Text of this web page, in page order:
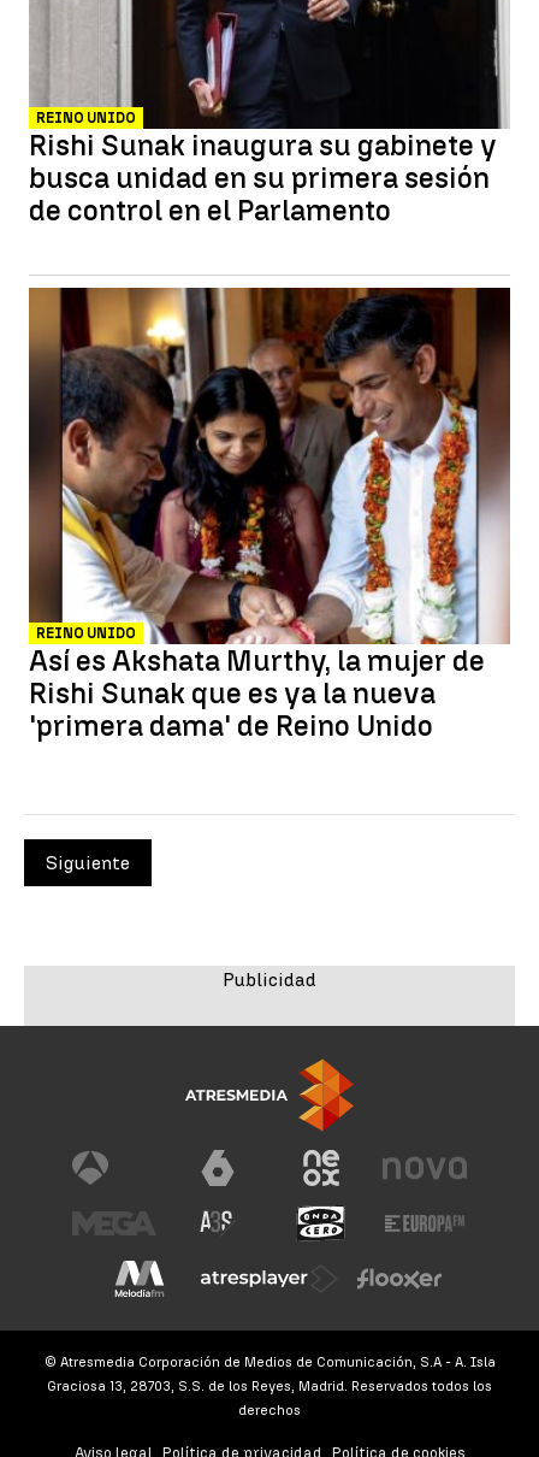
REINO UNIDO
Rishi Sunak inaugura su gabinete y
busca unidad en su primera sesión
de control en el Parlamento
REINO UNIDO
Así es Akshata Murthy, la mujer de
Rishi Sunak que es ya la nueva
'primera dama' de Reino Unido
Siguiente
© Atresmedia Corporación de Medios de Comunicación, S.A - A. Isla
Graciosa 13, 28703, S.S. de los Reyes, Madrid. Reservados todos los
derechos
Aviso legal Política de privacidad Política de cookies